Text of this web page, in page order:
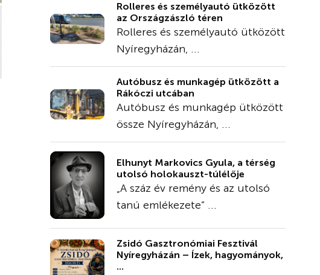
Rolleres és személyautó ütközött
az Országzászló téren
Rolleres és személyautó ütközött
Nyíregyházán, ...
Autóbusz és munkagép ütközött a
Rákóczi utcában
Autóbusz és munkagép ütközött
össze Nyíregyházán, ...
Elhunyt Markovics Gyula, a térség
utolsó holokauszt-túlélője
„A száz év remény és az utolsó
tanú emlékezete” ...
Zsidó Gasztronómiai Fesztivál
Nyíregyházán – Ízek, hagyományok,
...